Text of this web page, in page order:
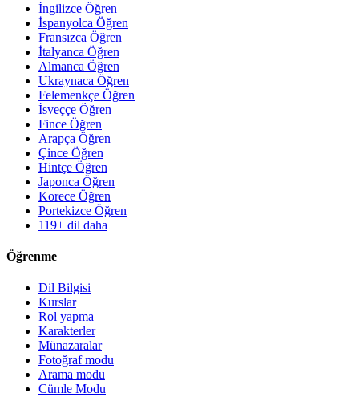
İngilizce Öğren
İspanyolca Öğren
Fransızca Öğren
İtalyanca Öğren
Almanca Öğren
Ukraynaca Öğren
Felemenkçe Öğren
İsveççe Öğren
Fince Öğren
Arapça Öğren
Çince Öğren
Hintçe Öğren
Japonca Öğren
Korece Öğren
Portekizce Öğren
119+ dil daha
Öğrenme
Dil Bilgisi
Kurslar
Rol yapma
Karakterler
Münazaralar
Fotoğraf modu
Arama modu
Cümle Modu